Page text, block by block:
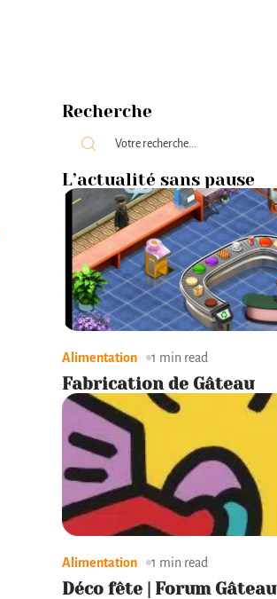
Recherche
L’actualité sans pause
Alimentation 1 min read
Fabrication de Gâteau
Alimentation 1 min read
Déco fête | Forum Gâteau